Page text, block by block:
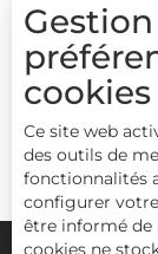
Plan du site
cookies
Ce site web
des outils de
fonctionnalités
configurer
être informé de
cookies ne